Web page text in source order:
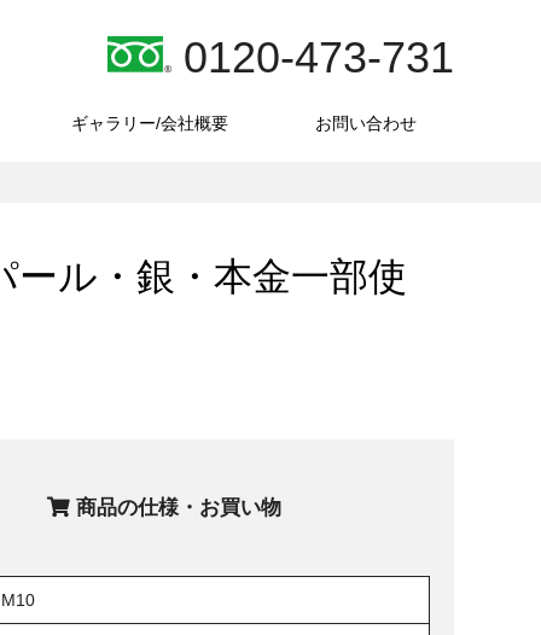
0120-473-731
ギャラリー/会社概要 お問い合わせ
ル・銀・本金一部使
商品の仕様・お買い物